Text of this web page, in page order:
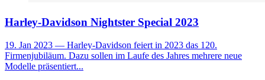
Harley-Davidson Nightster Special 2023
19. Jan 2023 — Harley-Davidson feiert in 2023 das 120.
Firmenjubiläum. Dazu sollen im Laufe des Jahres mehrere neue
Modelle präsentiert...